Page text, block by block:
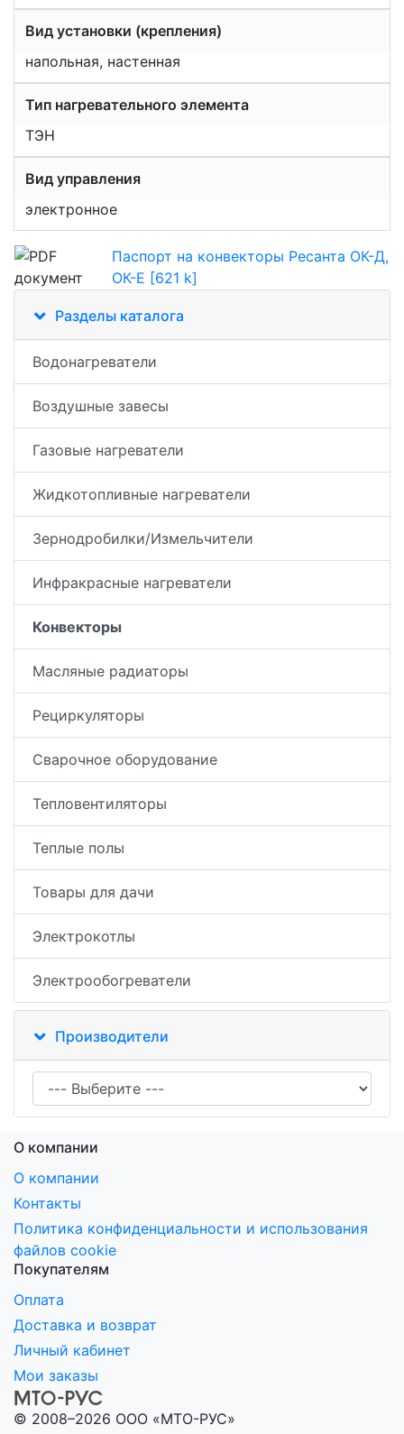
Вид установки (крепления)
напольная, настенная
Тип нагревательного элемента
ТЭН
Вид управления
электронное
Паспорт на конвекторы Ресанта ОК-Д,
ОК-Е [621 k]
Разделы каталога
Водонагреватели
Воздушные завесы
Газовые нагреватели
Жидкотопливные нагреватели
Зернодробилки/Измельчители
Инфракрасные нагреватели
Конвекторы
Масляные радиаторы
Рециркуляторы
Сварочное оборудование
Тепловентиляторы
Теплые полы
Товары для дачи
Электрокотлы
Электрообогреватели
Производители
О компании
О компании
Контакты
Политика конфиденциальности и использования
файлов cookie
Покупателям
Оплата
Доставка и возврат
Личный кабинет
Мои заказы
© 2008–2026 ООО «МТО-РУС»